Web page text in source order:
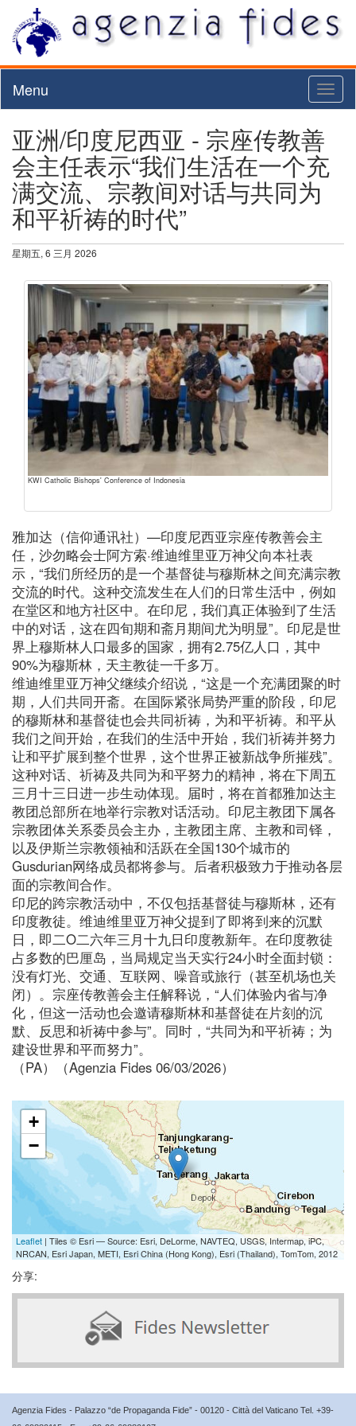
Menu
亚洲/印度尼西亚 - 宗座传教善
会主任表示“我们生活在一个充
满交流、宗教间对话与共同为
和平祈祷的时代”
星期五, 6 三月 2026
KWI Catholic Bishops' Conference of Indonesia
雅加达（信仰通讯社）—印度尼西亚宗座传教善会主
任，沙勿略会士阿方索·维迪维里亚万神父向本社表
示，“我们所经历的是一个基督徒与穆斯林之间充满宗教
交流的时代。这种交流发生在人们的日常生活中，例如
在堂区和地方社区中。在印尼，我们真正体验到了生活
中的对话，这在四旬期和斋月期间尤为明显”。印尼是世
界上穆斯林人口最多的国家，拥有2.75亿人口，其中
90%为穆斯林，天主教徒一千多万。
维迪维里亚万神父继续介绍说，“这是一个充满团聚的时
期，人们共同开斋。在国际紧张局势严重的阶段，印尼
的穆斯林和基督徒也会共同祈祷，为和平祈祷。和平从
我们之间开始，在我们的生活中开始，我们祈祷并努力
让和平扩展到整个世界，这个世界正被新战争所摧残”。
这种对话、祈祷及共同为和平努力的精神，将在下周五
三月十三日进一步生动体现。届时，将在首都雅加达主
教团总部所在地举行宗教对话活动。印尼主教团下属各
宗教团体关系委员会主办，主教团主席、主教和司铎，
以及伊斯兰宗教领袖和活跃在全国130个城市的
Gusdurian网络成员都将参与。后者积极致力于推动各层
面的宗教间合作。
印尼的跨宗教活动中，不仅包括基督徒与穆斯林，还有
印度教徒。维迪维里亚万神父提到了即将到来的沉默
日，即二O二六年三月十九日印度教新年。在印度教徒
占多数的巴厘岛，当局规定当天实行24小时全面封锁：
没有灯光、交通、互联网、噪音或旅行（甚至机场也关
闭）。宗座传教善会主任解释说，“人们体验内省与净
化，但这一活动也会邀请穆斯林和基督徒在片刻的沉
默、反思和祈祷中参与”。同时，“共同为和平祈祷；为
建设世界和平而努力”。
（PA）（Agenzia Fides 06/03/2026）
+
−
Leaflet | Tiles © Esri — Source: Esri, DeLorme, NAVTEQ, USGS, Intermap, iPC,
NRCAN, Esri Japan, METI, Esri China (Hong Kong), Esri (Thailand), TomTom, 2012
分享:
Agenzia Fides - Palazzo “de Propaganda Fide” - 00120 - Città del Vaticano Tel. +39-